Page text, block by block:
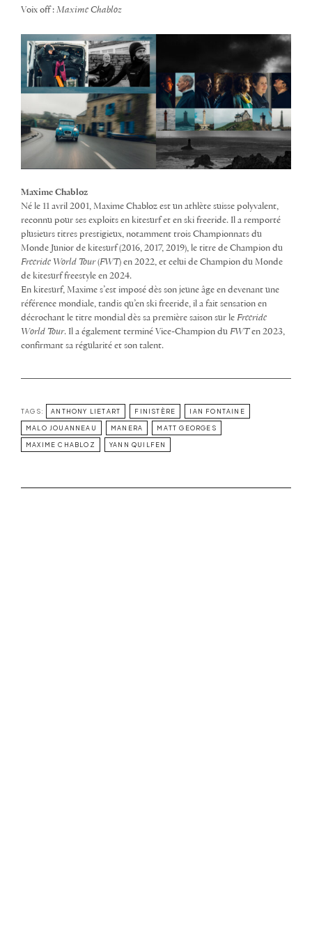
Voix off : Maxime Chabloz
Maxime Chabloz
Né le 11 avril 2001, Maxime Chabloz est un athlète suisse polyvalent,
reconnu pour ses exploits en kitesurf et en ski freeride. Il a remporté
plusieurs titres prestigieux, notamment trois Championnats du
Monde Junior de kitesurf (2016, 2017, 2019), le titre de Champion du
Freeride World Tour(FWT) en 2022, et celui de Champion du Monde
de kitesurf freestyle en 2024.
En kitesurf, Maxime s’est imposé dès son jeune âge en devenant une
référence mondiale, tandis qu’en ski freeride, il a fait sensation en
décrochant le titre mondial dès sa première saison sur le Freeride
World Tour. Il a également terminé Vice-Champion du FWTen 2023,
confirmant sa régularité et son talent.
TAGS: ANTHONY LIETART FINISTÈRE IAN FONTAINE
MALO JOUANNEAU MANERA MATT GEORGES
MAXIME CHABLOZ YANN QUILFEN